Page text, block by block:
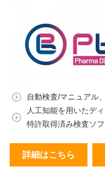
自動検査/マニュアル
人工知能を用いたデ
特許取得済み検査ソ
詳細はこちら